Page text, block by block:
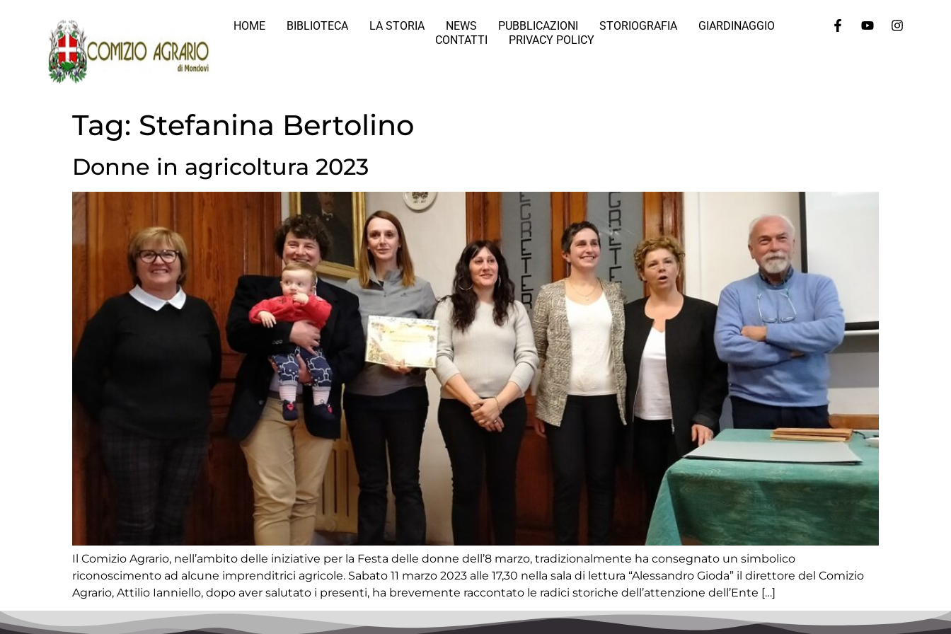
HOME BIBLIOTECA LA STORIA NEWS PUBBLICAZIONI STORIOGRAFIA
GIARDINAGGIO
CONTATTI
PRIVACY POLICY
Tag: Stefanina Bertolino
Donne in agricoltura 2023
Il Comizio Agrario, nell’ambito delle iniziative per la Festa delle donne dell’8 marzo, tradizionalmente ha consegnato un simbolico
riconoscimento ad alcune imprenditrici agricole. Sabato 11 marzo 2023 alle 17,30 nella sala di lettura “Alessandro Gioda” il direttore del Comizio
Agrario, Attilio Ianniello, dopo aver salutato i presenti, ha brevemente raccontato le radici storiche dell’attenzione dell’Ente […]